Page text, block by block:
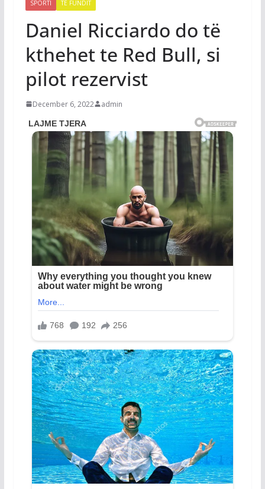
SPORTI TË FUNDIT
Daniel Ricciardo do të
kthehet te Red Bull, si
pilot rezervist
December 6, 2022 admin